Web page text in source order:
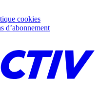
cookies
d’abonnement